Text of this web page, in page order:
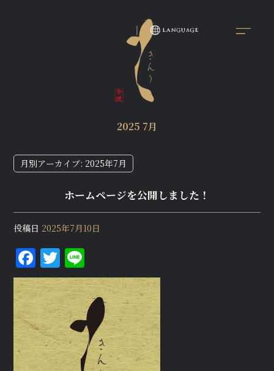
2025 7月
月別アーカイブ: 2025年7月
ホームページを公開しました！
投稿日 2025年7月10日
F
a
c
e
b
o
T
w
it
te
r
n
e